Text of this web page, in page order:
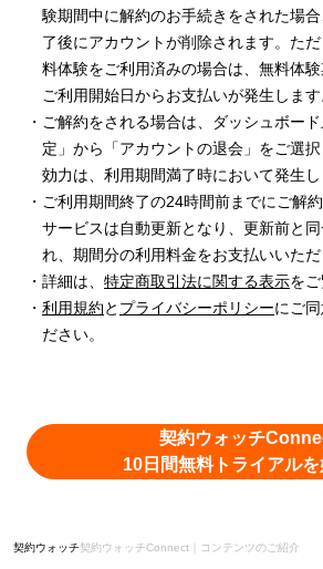
験期間中に解約のお手続きをされた場
了後にアカウントが削除されます。た
料体験をご利用済みの場合は、無料体験
ご利用開始日からお支払いが発生します
ご解約をされる場合は、ダッシュボー
定」から「アカウントの退会」をご選
効力は、利用期間満了時において発生し
ご利用期間終了の24時間前までにご解
サービスは自動更新となり、更新前と
れ、期間分の利用料金をお支払いいただ
詳細は、 特定商取引法に関する表示をご
利用規約と プライバシーポリシーにご
ださい。
契約ウォッチ
10日間無料トライアルを
契約ウォッチ契約ウォッチConnect｜コンテンツのご紹介